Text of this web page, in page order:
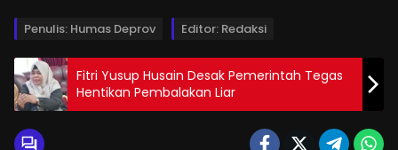
Penulis: Humas Deprov Editor: Redaksi
Fitri Yusup Husain Desak Pemerintah Tegas
Hentikan Pembalakan Liar